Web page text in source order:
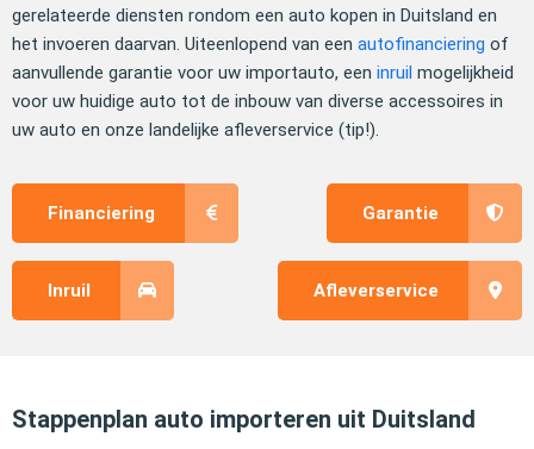
gerelateerde diensten rondom een auto kopen in Duitsland en
het invoeren daarvan. Uiteenlopend van een autofinanciering of
aanvullende garantie voor uw importauto, een inruil mogelijkheid
voor uw huidige auto tot de inbouw van diverse accessoires in
uw auto en onze landelijke afleverservice (tip!).
Financiering Garantie
Inruil Afleverservice
Stappenplan auto importeren uit Duitsland